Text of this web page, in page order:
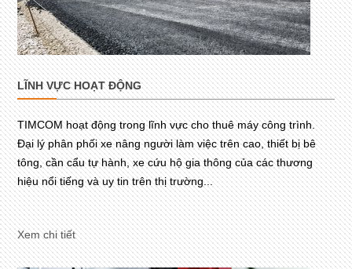
LĨNH VỰC HOẠT ĐỘNG
TIMCOM hoạt động trong lĩnh vực cho thuê máy công trình.
Đại lý phân phối xe nâng người làm việc trên cao, thiết bị bê
tông, cần cẩu tự hành, xe cứu hộ gia thông của các thương
hiệu nổi tiếng và uy tin trên thị trường...
Xem chi tiết